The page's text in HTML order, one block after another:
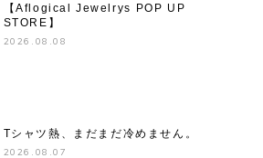
【Aflogical Jewelrys POP UP
STORE】
2026.08.08
Tシャツ熱、まだまだ冷めません。
2026.08.07